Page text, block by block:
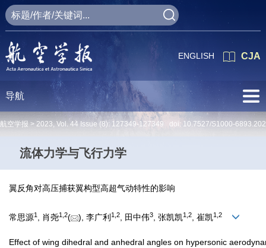
CJA
ENGLISH
导航
航空学报 > 2023, Vol. 44 Issue (8): 127349-127349 doi: 10.7527/S1000-
流体力学与飞行力学
翼反角对高压捕获翼构型高超气动特性的影响
常思源1 , 肖尧1 2( ), 李广利 1 2, 田中伟3, 张凯凯1 2, 崔凯1 2
Effect of wing dihedral and anhedral angles on hypersonic